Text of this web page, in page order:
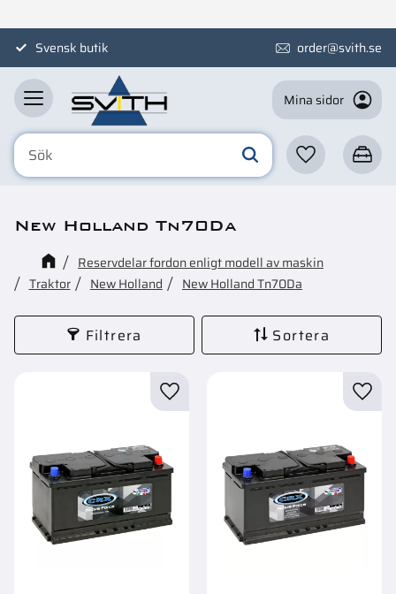
MenySvensk butik order@svith.se
Mina sidor
Favoriter
New Holland Tn70Da
Reservdelar fordon enligt modell av maskin
Traktor
New Holland New Holland Tn70Da
Filtrera Sortera
Lägg till i favoriter